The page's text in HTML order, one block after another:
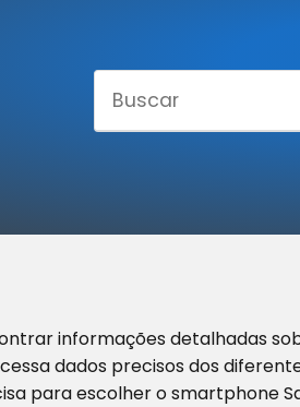
informações detalhadas
dados precisos dos
para escolher o smartphone